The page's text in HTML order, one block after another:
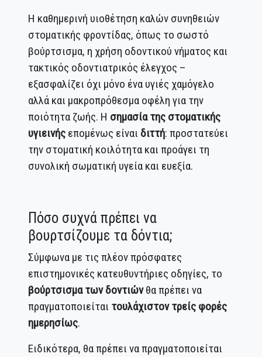
Η καθημερινή υιοθέτηση καλών συνηθειών
στοματικής φροντίδας, όπως το σωστό
βούρτσισμα, η χρήση οδοντικού νήματος και
τακτικός οδοντιατρικός έλεγχος –
εξασφαλίζει όχι μόνο ένα υγιές χαμόγελο
αλλά και μακροπρόθεσμα οφέλη για την
ποιότητα ζωής. Η σημασία της στοματικής
υγιεινής επομένως είναι διττή: προστατεύει
την στοματική κοιλότητα και προάγει τη
συνολική σωματική υγεία και ευεξία.
Πόσο συχνά πρέπει να
βουρτσίζουμε τα δόντια;
Σύμφωνα με τις πλέον πρόσφατες
επιστημονικές κατευθυντήριες οδηγίες, το
βούρτσισμα των δοντιώνθα πρέπει να
πραγματοποιείται τουλάχιστον τρείς φορές
ημερησίως.
Ειδικότερα, θα πρέπει να πραγματοποιείται